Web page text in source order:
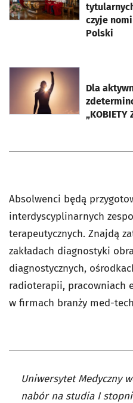
czyje
Polski
Dla
„KOBIETY
otworzy się w nowej karcie
Absolwenci będą
interdyscyplinarnych
terapeutycznych. Znajdą
zakładach diagnostyki
diagnostycznych,
radioterapii, pracowniach
w firmach branży med-
Uniwersytet Medyczny
nabór na studia I